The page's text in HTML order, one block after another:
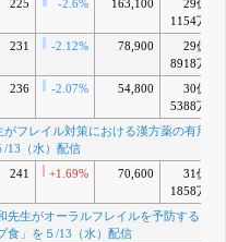
ズライス」
たんぱく・
ューを『ミ
ールタイ
１発売
5月 20, 2026
Q
10:00 株式
の立会外分
するお知ら
せ 5月 19, 2026
225 -2.6% 163,100
29億
1154万
231 -2.12% 78,900
29億
8918万
236 -2.07% 54,800
30億
5388万
フレイル対策における漢方薬の有用性
/13（水）配信
241 +1.69% 70,600
31億
1858万
先生がオーラルフレイルを予防する３
食」を５/13（水）配信